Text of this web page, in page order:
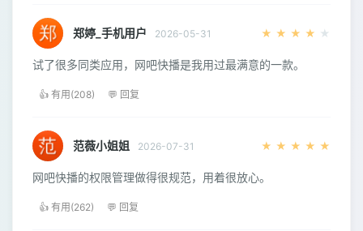
郑婷_手机用户 2026-05-31 ★ ★ ★ ★ ★
试了很多同类应用，网吧快播是我用过最满意的一款。
👍 有用(208) 💬 回复
范薇小姐姐 2026-07-31 ★ ★ ★ ★ ★
网吧快播的权限管理做得很规范，用着很放心。
👍 有用(262) 💬 回复